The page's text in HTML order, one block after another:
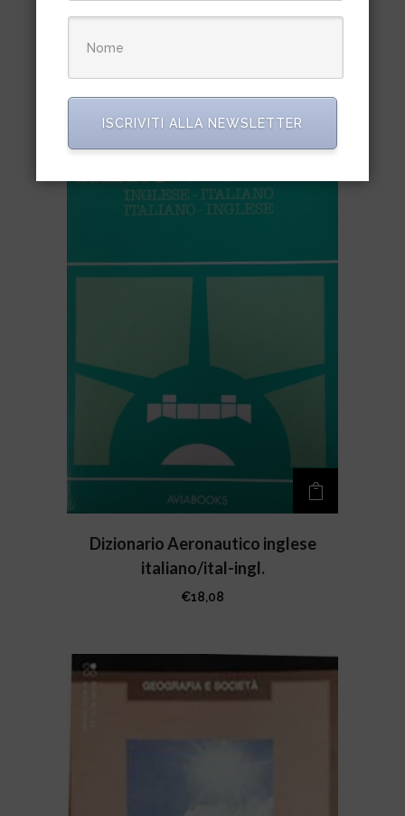
€28,50
Dizionario Aeronautico inglese
italiano/ital-ingl.
€18,08
ISCRIVITI ALLA NEWSLETTER